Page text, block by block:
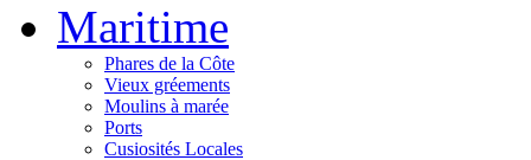
Maritime
Phares de la Côte
Vieux gréements
Moulins à marée
Ports
Cusiosités Locales